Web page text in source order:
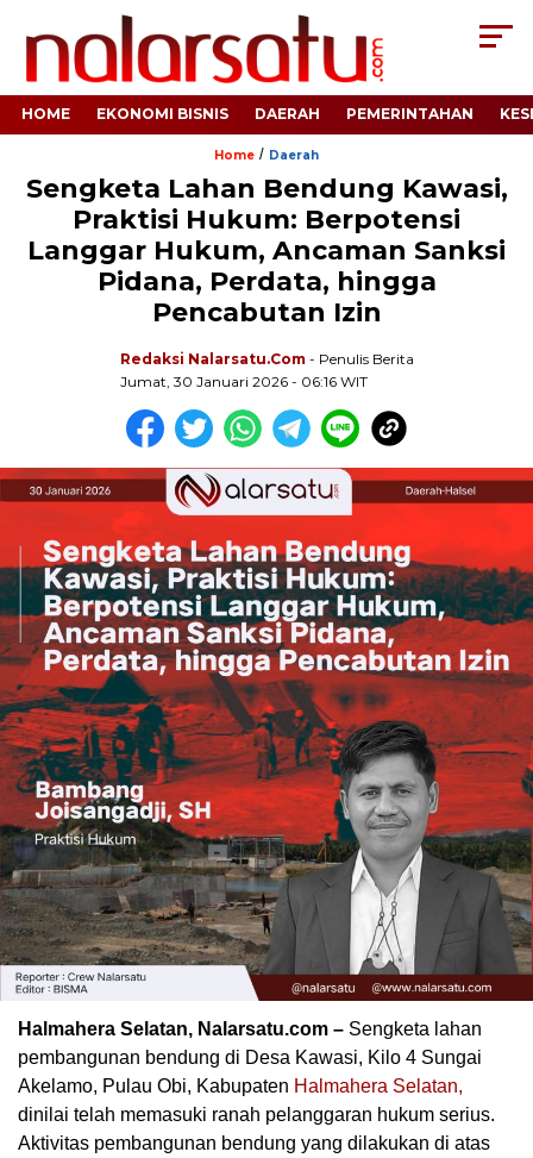
HOME EKONOMI BISNIS DAERAH PEMERINTAHAN
Home / Daerah
Sengketa Lahan Bendung Kawasi,
Praktisi Hukum: Berpotensi
Langgar Hukum, Ancaman Sanksi
Pidana, Perdata, hingga
Pencabutan Izin
Redaksi Nalarsatu.com - Penulis Berita
Jumat, 30 Januari 2026 - 06:16 WIT
Halmahera Selatan, Nalarsatu.com – Sengketa lahan
pembangunan bendung di Desa Kawasi, Kilo 4 Sungai
Akelamo, Pulau Obi, Kabupaten Halmahera Selatan,
dinilai telah memasuki ranah pelanggaran hukum serius.
Aktivitas pembangunan bendung yang dilakukan di atas